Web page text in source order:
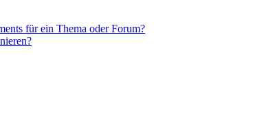
für ein Thema oder Forum?